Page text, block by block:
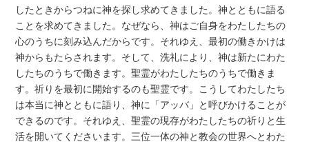
したときからつねに神を探し求めてきました。神とともに語る
ことを求めてきました。なぜなら、神はご自身をわたしたちの
心のうちに刻み込んだからです。それゆえ、最初の働きかけは
神からもたらされます。そして、洗礼により、神は新たにわた
したちのうちで働きます。聖霊がわたしたちのうちで働きま
す。祈りを最初に開始するのも聖霊です。こうしてわたしたち
は本当に神とともに語り、神に「アッバ」と呼びかけることが
できるのです。それゆえ、聖霊の現存がわたしたちの祈りと生
活を開いてくださいます。三位一体の神と教会の世界へとわた